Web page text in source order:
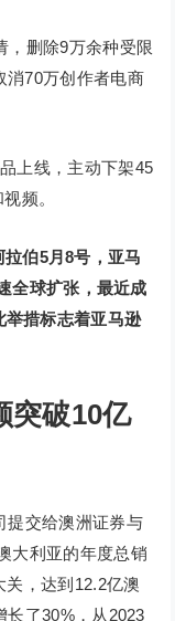
，删除9万余种受限
消70万创作者电商
上线，主动下架45
频。
拉伯5月8号，亚马
全球扩张，最近成
举措标志着亚马逊
突破10亿
提交给澳洲证券与
大利亚的年度总销
，达到12.2亿澳
长了30%，从2023